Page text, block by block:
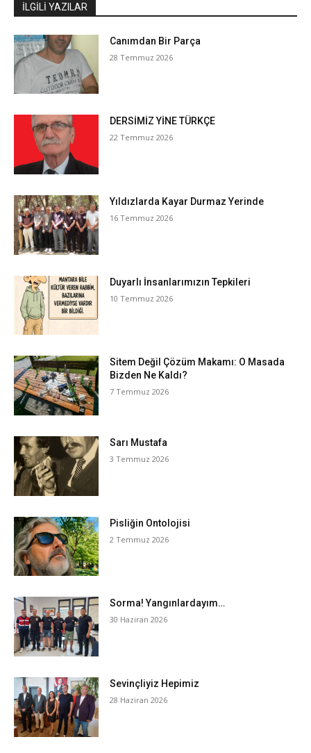
İLGILI YAZILAR
Canımdan Bir Parça
28 Temmuz 2026
DERSİMİZ YİNE TÜRKÇE
22 Temmuz 2026
Yıldızlarda Kayar Durmaz Yerinde
16 Temmuz 2026
Duyarlı İnsanlarımızın Tepkileri
10 Temmuz 2026
Sitem Değil Çözüm Makamı: O Masada
Bizden Ne Kaldı?
7 Temmuz 2026
Sarı Mustafa
3 Temmuz 2026
Pisliğin Ontolojisi
2 Temmuz 2026
Sorma! Yangınlardayım…
30 Haziran 2026
Sevinçliyiz Hepimiz
28 Haziran 2026